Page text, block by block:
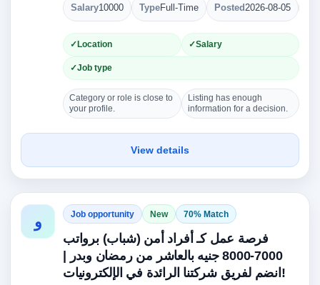
Salary10000 TypeFull-Time Posted2026-08-05
Location Salary
Job type
Category or role is close to
your profile.
Listing has enough
information for a decision.
View details
و Job opportunity New 70% Match
فرصة عمل كـ أفراد أمن (شباب) برواتب
7000-8000 جنيه بالعاشر من رمضان وبدر |
انضم لفريق شركتنا الرائدة في الإلكترونيات!